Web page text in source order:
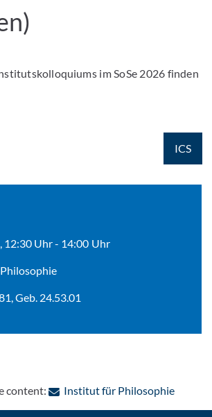
im SoSe 2026 finden
ICS
12:30 Uhr - 14:00 Uhr
Geb. 24.53.01
content: Institut für Philosophie: